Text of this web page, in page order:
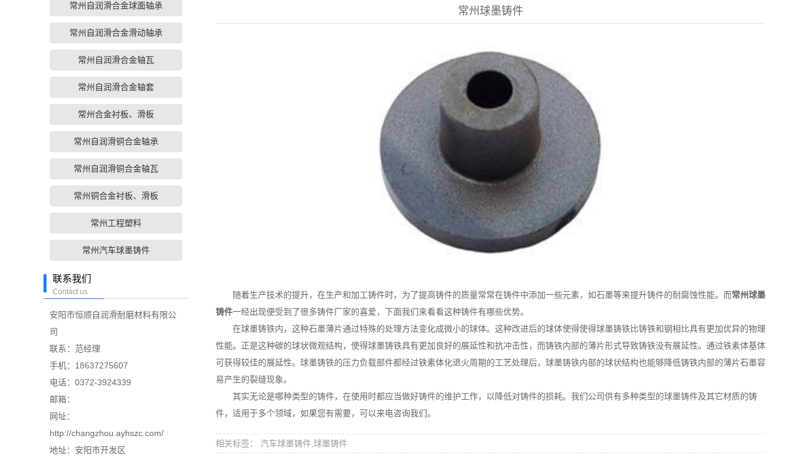
常州自润滑合金球面轴承
常州自润滑合金滑动轴承
常州自润滑合金轴瓦
常州自润滑合金轴套
常州合金衬板、滑板
常州自润滑铜合金轴承
常州自润滑铜合金轴瓦
常州铜合金衬板、滑板
常州工程塑料
常州汽车球墨铸件
联系我们
Contact us
安阳市恒顺自润滑耐磨材料有限公
司
联系：范经理
手机：18637275607
电话：0372-3924339
邮箱：
网址：
http://changzhou.ayhszc.com/
地址：安阳市开发区
常州球墨铸件
随着生产技术的提升，在生产和加工铸件时，为了提高铸件的质量常常在铸件中添加一些元素，如石墨等来提升铸件的耐腐蚀性能。而常州球墨
铸件一经出现便受到了很多铸件厂家的喜爱，下面我们来看看这种铸件有哪些优势。
在球墨铸铁内，这种石墨薄片通过特殊的处理方法变化成微小的球体。这种改进后的球体使得使得球墨铸铁比铸铁和钢相比具有更加优异的物理
性能。正是这种碳的球状微观结构，使得球墨铸铁具有更加良好的展延性和抗冲击性，而铸铁内部的薄片形式导致铸铁没有展延性。通过铁素体基体
可获得较佳的展延性。球墨铸铁的压力负载部件都经过铁素体化退火周期的工艺处理后，球墨铸铁内部的球状结构也能够降低铸铁内部的薄片石墨容
易产生的裂缝现象。
其实无论是哪种类型的铸件，在使用时都应当做好铸件的维护工作，以降低对铸件的损耗。我们公司供有多种类型的球墨铸件及其它材质的铸
件，适用于多个领域，如果您有需要，可以来电咨询我们。
相关标签： 汽车球墨铸件,球墨铸件